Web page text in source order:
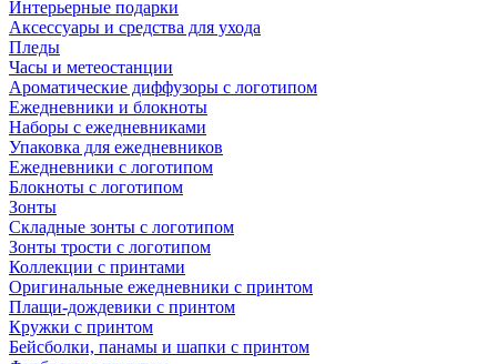
Интерьерные подарки
Аксессуары и средства для ухода
Пледы
Часы и метеостанции
Ароматические диффузоры с логотипом
Ежедневники и блокноты
Наборы с ежедневниками
Упаковка для ежедневников
Ежедневники с логотипом
Блокноты с логотипом
Зонты
Складные зонты с логотипом
Зонты трости с логотипом
Коллекции с принтами
Оригинальные ежедневники с принтом
Плащи-дождевики с принтом
Кружки с принтом
Бейсболки, панамы и шапки с принтом